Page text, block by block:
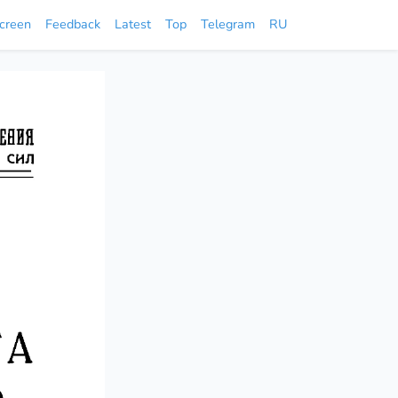
Feedback Latest Top Telegram RU